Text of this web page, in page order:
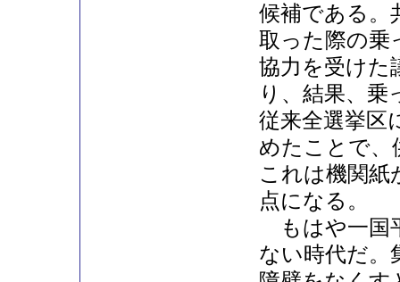
候補である。
取った際の乗
協力を受けた
り、結果、
従来全選挙区
めたことで、
これは機関紙
点になる。
もはや一国
ない時代だ。